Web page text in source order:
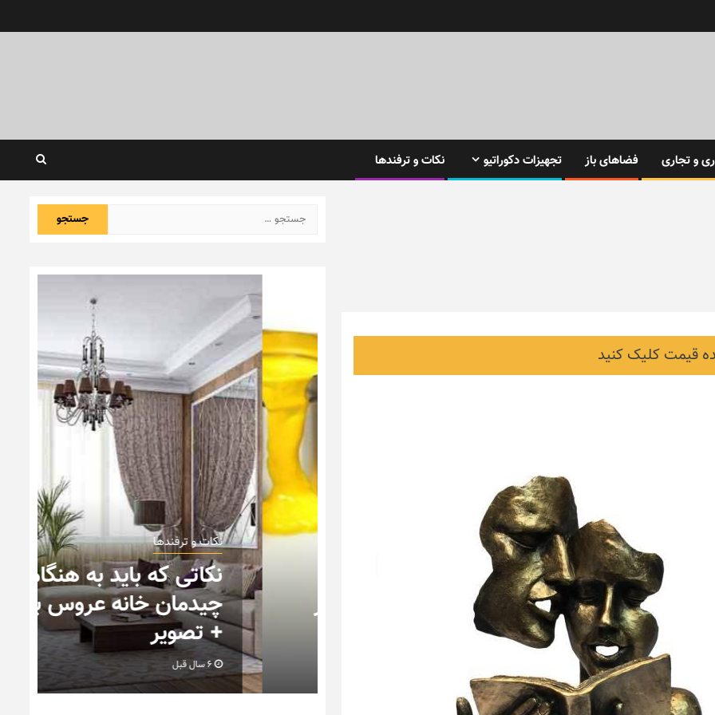
و تجاری فضاهای باز تجهیزات دکوراتیو
نکات و ترفندها
قیمت کلیک کنید
جستجو
برای:
نکات و ترفندها
چه رنگی برای اتاق کار
انتخاب کنیم؟
نکات و ترفندها
نکاتی که باید به هنگام
چیدمان خانه عروس بدانیم
+ تصویر